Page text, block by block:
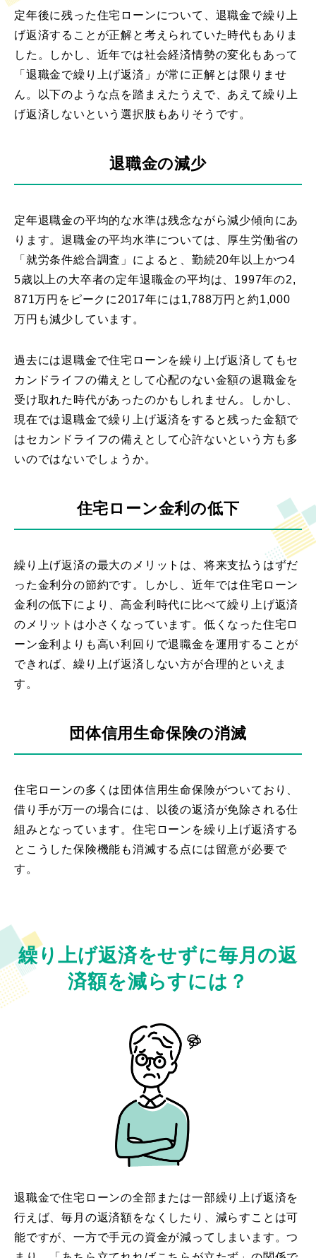
定年後に残った住宅ローンについて、退職金で繰り上
げ返済することが正解と考えられていた時代もありま
した。しかし、近年では社会経済情勢の変化もあって
「退職金で繰り上げ返済」が常に正解とは限りませ
ん。以下のような点を踏まえたうえで、あえて繰り上
げ返済しないという選択肢もありそうです。
退職金の減少
定年退職金の平均的な水準は残念ながら減少傾向にあ
ります。退職金の平均水準については、厚生労働省の
「就労条件総合調査」によると、勤続20年以上かつ4
5歳以上の大卒者の定年退職金の平均は、1997年の2,
871万円をピークに2017年には1,788万円と約1,000
万円も減少しています。
過去には退職金で住宅ローンを繰り上げ返済してもセ
カンドライフの備えとして心配のない金額の退職金を
受け取れた時代があったのかもしれません。しかし、
現在では退職金で繰り上げ返済をすると残った金額で
はセカンドライフの備えとして心許ないという方も多
いのではないでしょうか。
住宅ローン金利の低下
繰り上げ返済の最大のメリットは、将来支払うはずだ
った金利分の節約です。しかし、近年では住宅ローン
金利の低下により、高金利時代に比べて繰り上げ返済
のメリットは小さくなっています。低くなった住宅ロ
ーン金利よりも高い利回りで退職金を運用することが
できれば、繰り上げ返済しない方が合理的といえま
す。
団体信用生命保険の消滅
住宅ローンの多くは団体信用生命保険がついており、
借り手が万一の場合には、以後の返済が免除される仕
組みとなっています。住宅ローンを繰り上げ返済する
とこうした保険機能も消滅する点には留意が必要で
す。
繰り上げ返済をせずに毎月の返
済額を減らすには？
退職金で住宅ローンの全部または一部繰り上げ返済を
行えば、毎月の返済額をなくしたり、減らすことは可
能ですが、一方で手元の資金が減ってしまいます。つ